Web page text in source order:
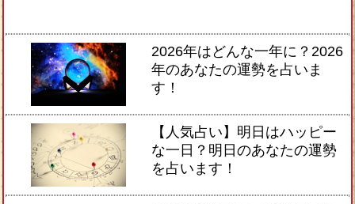
2026年はどんな一年に？2026
年のあなたの運勢を占いま
す！
【人気占い】明日はハッピー
な一日？明日のあなたの運勢
を占います！